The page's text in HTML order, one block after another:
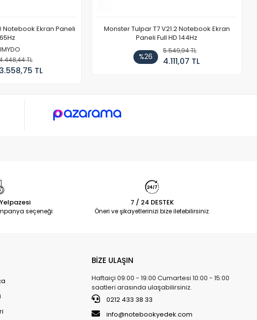
Notebook Ekran Paneli
TL
3.558,75 TL
Monster Tulpar T7 V21.2 Notebook Ekran
Paneli Full HD 144Hz
%26
5.549,94 TL
4.111,07 TL
seçeneği
7 / 24 DESTEK
Öneri ve şikayetlerinizi bize iletebilirsiniz.
BİZE ULAŞIN
Haftaiçi 09:00 - 19:00 Cumartesi 10:00 - 15:00
saatleri arasında ulaşabilirsiniz.
0212 433 38 33
info@notebookyedek.com